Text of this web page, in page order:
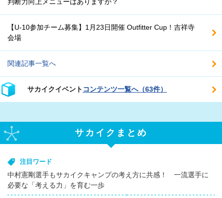
【U-10参加チーム募集】1月23日開催 Outfitter Cup！吉祥寺
会場
関連記事一覧へ
サカイクイベント コンテンツ一覧へ（63件）
サカイクまとめ
注目ワード
中村憲剛選手もサカイクキャンプの考え方に共感！ 一流選手に
必要な「考える力」を育む一歩